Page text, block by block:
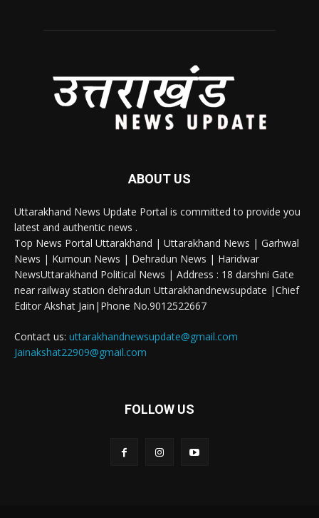
ABOUT US
Uttarakhand News Update Portal is committed to provide you
latest and authentic news .
Top News Portal Uttarakhand | Uttarakhand News | Garhwal
News | Kumoun News | Dehradun News | Haridwar
NewsUttarakhand Political News | Address : 18 darshni Gate
near railway station dehradun Uttarakhandnewsupdate |Chief
Editor Akshat Jain|Phone No.9012522667
Contact us: uttarakhandnewsupdate@gmail.com
Jainakshat22909@gmail.com
FOLLOW US